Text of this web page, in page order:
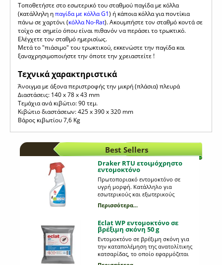
Τοποθετήστε στο εσωτερικό του σταθμού παγίδα με κόλλα
(κατάλληλη ηπαγίδα με κόλλα G1) ή κάποια κόλλα για ποντίκια
πάνω σε χαρτόνι (κόλλα No-Rat). Ακουμπήστε τον σταθμό κοντά σε
τοίχο σε σημείο όπου είναι πιθανόν να περάσει το τρωκτικό.
Ελέγχετε τον σταθμό ημερισίως.
Μετά το "πιάσιμο" του τρωκτικού, εκκενώστε την παγίδα και
ξαναχρησιμοποιήστε την όποτε την χρειαστείτε !
Τεχνικά χαρακτηριστικά
Άνοιγμα με άξονα περιστροφής την μικρή (πλάσια) πλευρά
Διαστάσεις: 140 x 78 x 43 mm
Τεμάχια ανά κιβώτιο: 90 τεμ.
Κιβώτιο διαστάσεων: 425 x 390 x 320 mm
Βάρος κιβωτίου 7,6 Kg
Best Sellers
Draker RTU ετοιμόχρηστο
εντομοκτόνο
Πρωτοποριακό εντομοκτόνο σε
υγρή μορφή. Κατάλληλο για
εσωτερικούς και εξωτερικούς
χώρους· δραστικό έναντι πολλών
εντόμων, όπως κουνούπια,
φλεβοτόμους, μυρμήγκια,
κατσαρίδες, ψύλλους, ακάρεα,
βρωμούσες κ.α. Για πολλά είδη
εντόμων Άοσμο χωρίς να λερώνει
Ικανοποιητική ποσότητα η οποία
διασκορπίζεται με ακρίβεια (η φιάλη
Περισσότερα...
Eclat WP εντομοκτόνο σε
βρέξιμη σκόνη 50 g
Eντομοκτόνο σε βρέξιμη σκόνη για
την καταπολέμηση της ανατολίτικης
κατσαρίδας, το οποίο εφαρμόζεται
με ψεκασμό κατόπιν διάλυσης σε